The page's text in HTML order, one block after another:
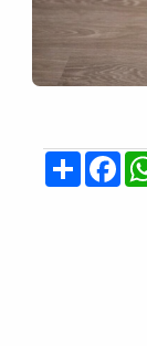
Share
Facebook